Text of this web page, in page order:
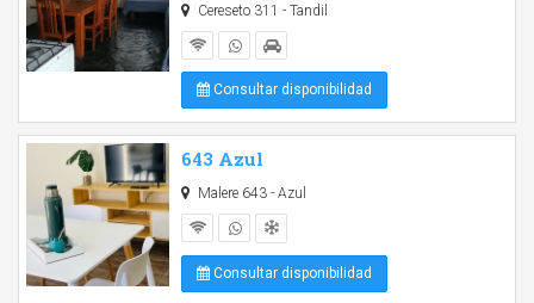
Cereseto 311 - Tandil
Consultar disponibilidad
643 Azul
Malere 643 - Azul
Consultar disponibilidad